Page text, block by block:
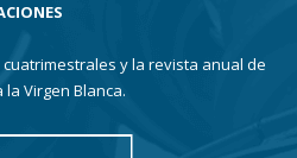
y la revista anual de
Virgen Blanca.